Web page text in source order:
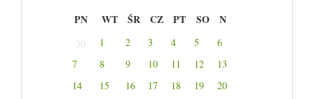
PN WT ŚR CZ PT SO N
30 1 2 3 4 5
6
7
8 9 10 11 12
13
14
15 16 17 18 19
20